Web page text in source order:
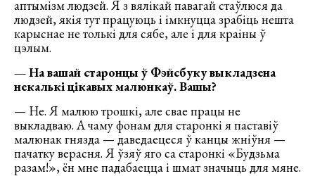
аптымізм людзей. Я з вялікай павагай стаўлюся да
людзей, якія тут працуюць і імкнуцца зрабіць нешта
карыснае не толькі для сябе, але і для краіны ў
цэлым.
— На вашай старонцы ў Фэйсбуку выкладзена
некалькі цікавых малюнкаў. Вашы?
— Не. Я малюю трошкі, але свае працы не
выкладваю. А чаму фонам для старонкі я паставіў
малюнак гнязда — даведаецеся ў канцы жніўня —
пачатку верасня. Я ўзяў яго са старонкі «Будзьма
разам!», ён мне падабаецца і шмат значыць для мяне.